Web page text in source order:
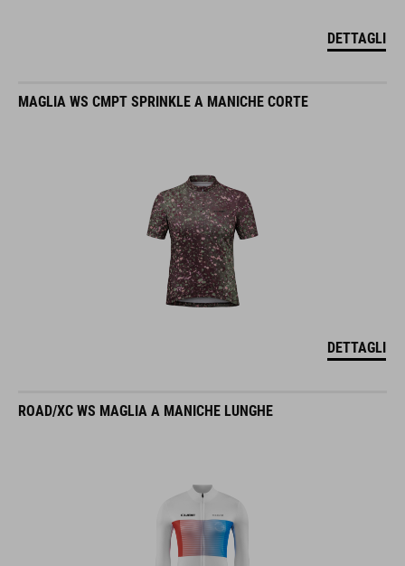
DETTAGLI
MAGLIA WS CMPT SPRINKLE A MANICHE CORTE
DETTAGLI
ROAD/XC WS MAGLIA A MANICHE LUNGHE